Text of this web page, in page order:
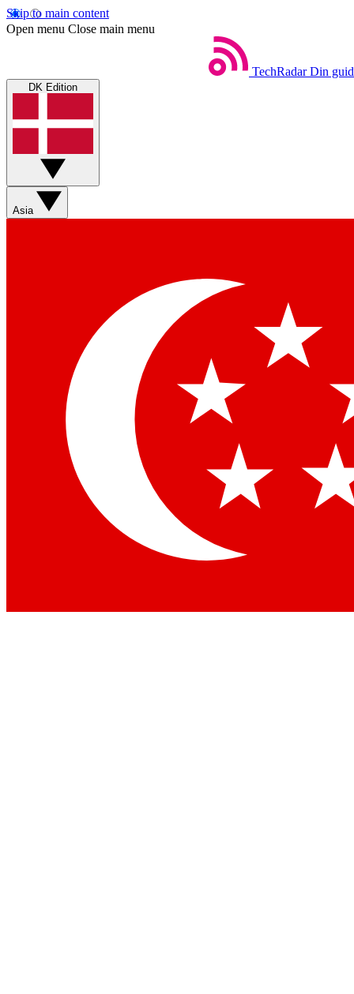
Skip to main content
Open menu Close main menu
TechRadar Din
DK Edition
Asia